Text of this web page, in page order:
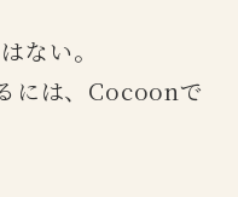
ない。
には、Cocoonで